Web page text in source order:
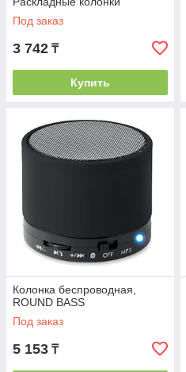
Под заказ
3 742 ₸
Купить
Колонка беспроводная,
ROUND BASS
Под заказ
5 153 ₸